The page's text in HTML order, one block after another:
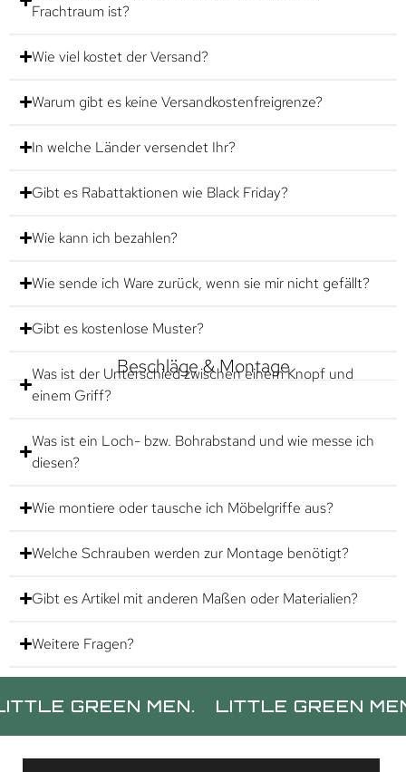
Frachtraum ist?
Wie viel kostet der Versand?
Warum gibt es keine Versandkostenfreigrenze?
In welche Länder versendet Ihr?
Gibt es Rabattaktionen wie Black Friday?
Wie kann ich bezahlen?
Wie sende ich Ware zurück, wenn sie mir nicht gefällt?
Gibt es kostenlose Muster?
Beschläge & Montage
Was ist der Unterschied zwischen einem Knopf und
einem Griff?
Was ist ein Loch- bzw. Bohrabstand und wie messe ich
diesen?
Wie montiere oder tausche ich Möbelgriffe aus?
Welche Schrauben werden zur Montage benötigt?
Gibt es Artikel mit anderen Maßen oder Materialien?
Weitere Fragen?
MEN. LITTLE GREEN MEN.